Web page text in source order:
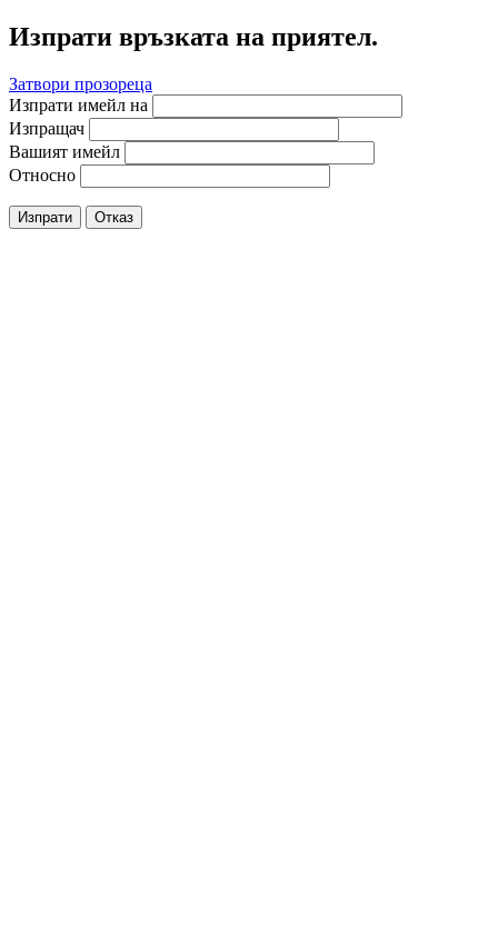
Изпрати връзката на приятел.
Затвори прозореца
Изпрати имейл на
Изпращач
Вашият имейл
Относно
Изпрати Отказ